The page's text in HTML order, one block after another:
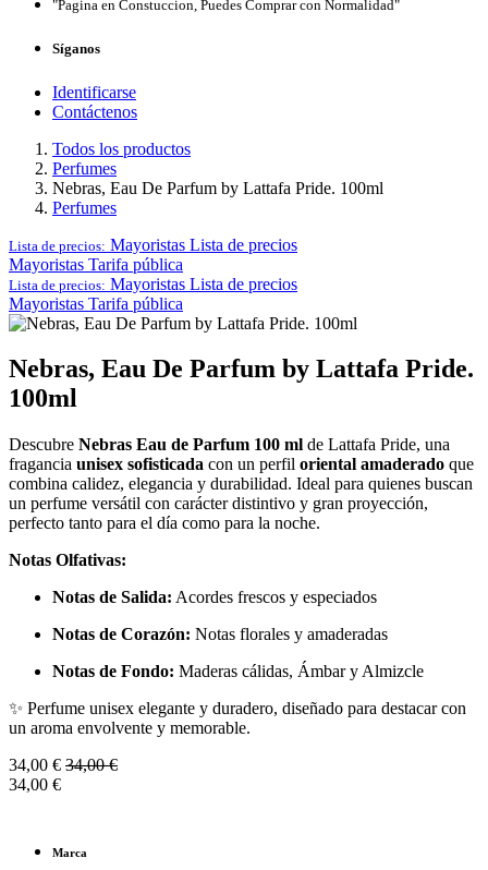
"Pagina en Constuccion, Puedes Comprar con Normalidad"
Síganos
Identificarse
Contáctenos
Todos los productos
Perfumes
Nebras, Eau De Parfum by Lattafa Pride. 100ml
Perfumes
Lista de precios: Mayoristas Lista de precios
Mayoristas Tarifa pública
Lista de precios: Mayoristas Lista de precios
Mayoristas Tarifa pública
Nebras, Eau De Parfum by Lattafa Pride.
100ml
Descubre Nebras Eau de Parfum 100 ml de Lattafa Pride, una
fragancia unisex sofisticada con un perfil oriental amaderado que
combina calidez, elegancia y durabilidad. Ideal para quienes buscan
un perfume versátil con carácter distintivo y gran proyección,
perfecto tanto para el día como para la noche.
Notas Olfativas:
Notas de Salida: Acordes frescos y especiados
Notas de Corazón: Notas florales y amaderadas
Notas de Fondo: Maderas cálidas, Ámbar y Almizcle
✨ Perfume unisex elegante y duradero, diseñado para destacar con
un aroma envolvente y memorable.
34,00 € 34,00€
34,00 €
Marca